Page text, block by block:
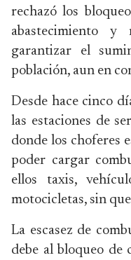
rechazó los
abastecimiento
garantizar el
población, aun en
Desde hace cinco
las estaciones de
donde los choferes
poder cargar
ellos taxis,
motocicletas, sin
La escasez de
debe al bloqueo de